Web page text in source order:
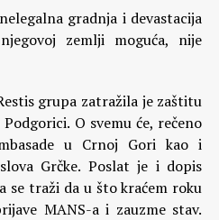
gradnja i devastacija
zemlji moguća, nije
grupa zatražila je zaštitu
O svemu će, rečeno
u Crnoj Gori kao i
Grčke. Poslat je i dopis
se traži da u što kraćem roku
MANS-a i zauzme stav.